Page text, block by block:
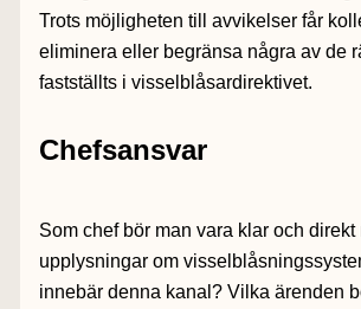
Trots möjligheten till avvikelser får
eliminera eller begränsa några av de
fastställts i visselblåsardirektivet.
Chefsansvar
Som chef bör man vara klar och
upplysningar om
innebär denna kanal? Vilka ärenden